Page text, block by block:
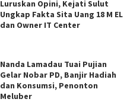
Luruskan Opini, Kejati Sulut
Ungkap Fakta Sita Uang 18 M EL
dan Owner IT Center
Nanda Lamadau Tuai Pujian
Gelar Nobar PD, Banjir Hadiah
dan Konsumsi, Penonton
Meluber